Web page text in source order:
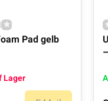
Pad gelb
Lager